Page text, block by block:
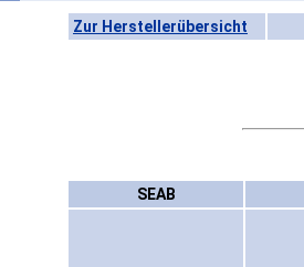
Zur Herstellerübersicht
SEAB